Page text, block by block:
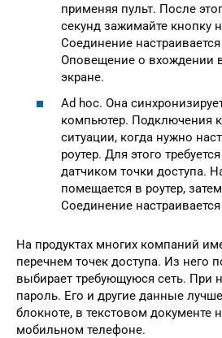
применяя пульт. После
секунд зажимайте кнопку
Соединение
Оповещение о вхождении
экране.
Ad hoc. Она
компьютер. Подключения
ситуации, когда нужно
роутер. Для этого
датчиком точки доступа.
помещается в роутер,
Соединение
На продуктах многих компаний
перечнем точек доступа. Из него
выбирает требующуюся сеть. При
пароль. Его и другие данные
блокноте, в текстовом документе
мобильном телефоне.